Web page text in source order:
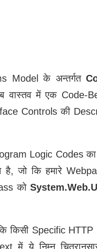
Model के अन्‍तर्गत
वास्तव में एक Code-
Controls की
Logic Codes
है, जो कि हमारे
को
किसी Specific
में ये निम्न